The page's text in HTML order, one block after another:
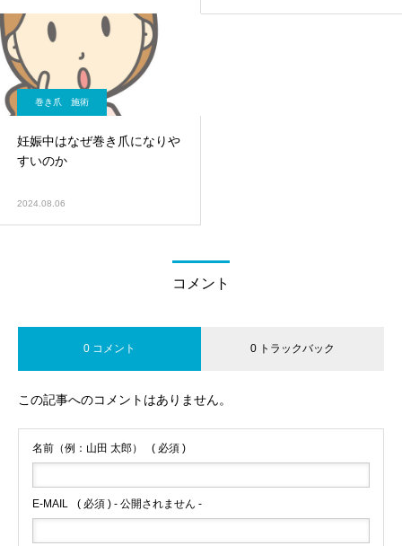
巻き爪 施術
妊娠中はなぜ巻き爪になりや
すいのか
2024.08.06
コメント
0 コメント 0 トラックバック
この記事へのコメントはありません。
名前（例：山田 太郎） ( 必須 )
E-MAIL ( 必須 ) - 公開されません -